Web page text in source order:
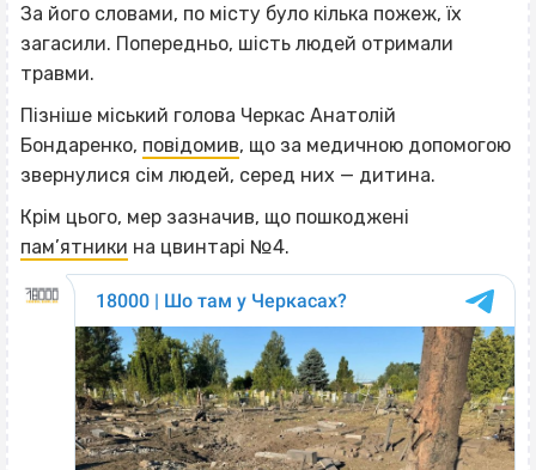
За його словами, по місту було кілька пожеж, їх
загасили. Попередньо, шість людей отримали
травми.
Пізніше міський голова Черкас Анатолій
Бондаренко, повідомив, що за медичною допомогою
звернулися сім людей, серед них — дитина.
Крім цього, мер зазначив, що пошкоджені
пам’ятники на цвинтарі №4.